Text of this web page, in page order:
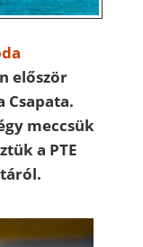
először
Csapata.
meccsük
a PTE